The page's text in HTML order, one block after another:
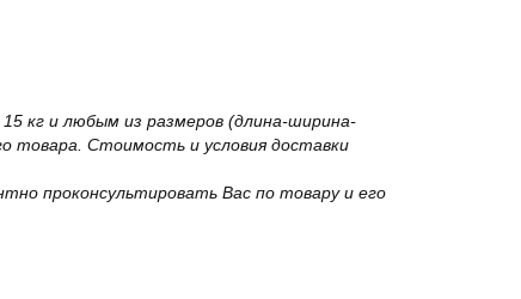
кг и любым из размеров (длина-ширина-
Стоимость и условия доставки
проконсультировать Вас по товару и его